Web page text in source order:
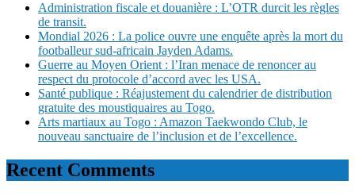
Administration fiscale et douanière : L’OTR durcit les règles
de transit.
Mondial 2026 : La police ouvre une enquête après la mort du
footballeur sud-africain Jayden Adams.
Guerre au Moyen Orient : l’Iran menace de renoncer au
respect du protocole d’accord avec les USA.
Santé publique : Réajustement du calendrier de distribution
gratuite des moustiquaires au Togo.
Arts martiaux au Togo : Amazon Taekwondo Club, le
nouveau sanctuaire de l’inclusion et de l’excellence.
Recent Comments